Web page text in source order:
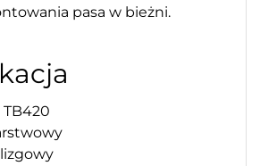
pasa w bieżni.
TB420